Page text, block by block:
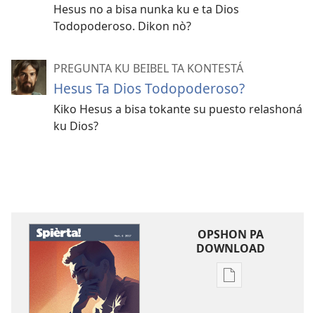
Hesus no a bisa nunka ku e ta Dios
Todopoderoso. Dikon nò?
PREGUNTA KU BEIBEL TA KONTESTÁ
Hesus Ta Dios Todopoderoso?
Kiko Hesus a bisa tokante su puesto relashoná
ku Dios?
OPSHON PA
DOWNLOAD
Opshon